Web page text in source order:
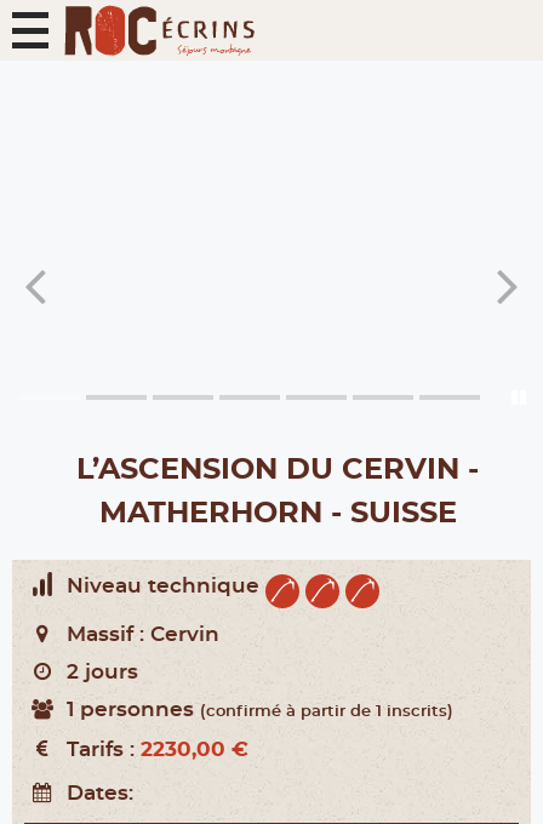
L’ASCENSION DU CERVIN -
MATHERHORN - SUISSE
Niveau technique
Massif : Cervin
2 jours
1 personnes (confirmé à partir de 1 inscrits)
Tarifs : 2230,00 €
Dates: